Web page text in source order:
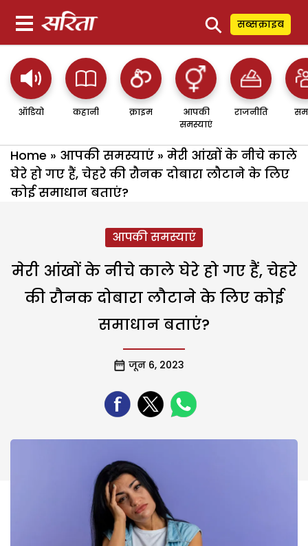
⚲ सब्सक्राइब
ऑडियो कहानी क्राइम
आपकी
समस्याएं
राजनीति
Home » आपकी समस्याएं » मेरी आंखों के नीचे काले
घेरे हो गए हैं, चेहरे की रौनक दोबारा लौटाने के लिए
कोई समाधान बताएं?
आपकी समस्याएं
मेरी आंखों के नीचे काले घेरे हो गए हैं, चेहरे
की रौनक दोबारा लौटाने के लिए कोई
समाधान बताएं?
जून 6, 2023